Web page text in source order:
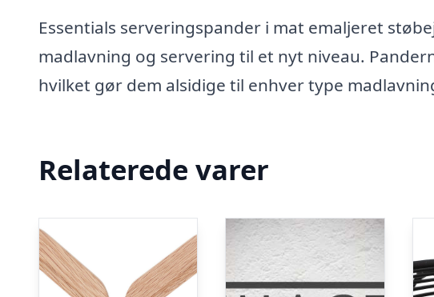
Essentials serveringspander i mat emaljeret
madlavning og servering til et nyt niveau.
hvilket gør dem alsidige til enhver type
Relaterede varer